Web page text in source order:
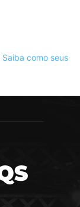
Saiba como seus